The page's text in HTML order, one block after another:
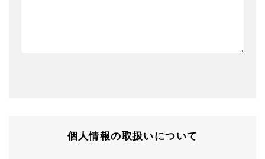
個人情報の取扱いについて